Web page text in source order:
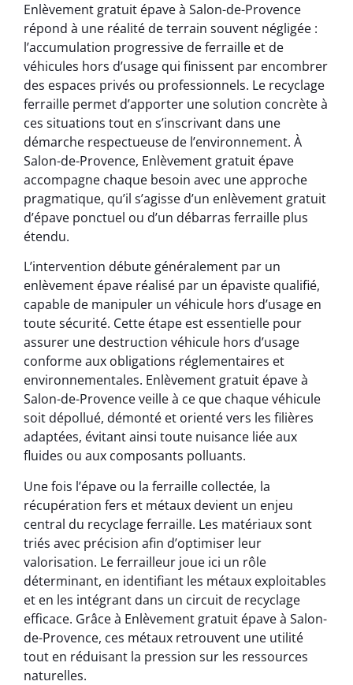
Enlèvement gratuit épave à Salon-de-Provence
répond à une réalité de terrain souvent négligée :
l’accumulation progressive de ferraille et de
véhicules hors d’usage qui finissent par encombrer
des espaces privés ou professionnels. Le recyclage
ferraille permet d’apporter une solution concrète à
ces situations tout en s’inscrivant dans une
démarche respectueuse de l’environnement. À
Salon-de-Provence, Enlèvement gratuit épave
accompagne chaque besoin avec une approche
pragmatique, qu’il s’agisse d’un enlèvement gratuit
d’épave ponctuel ou d’un débarras ferraille plus
étendu.
L’intervention débute généralement par un
enlèvement épave réalisé par un épaviste qualifié,
capable de manipuler un véhicule hors d’usage en
toute sécurité. Cette étape est essentielle pour
assurer une destruction véhicule hors d’usage
conforme aux obligations réglementaires et
environnementales. Enlèvement gratuit épave à
Salon-de-Provence veille à ce que chaque véhicule
soit dépollué, démonté et orienté vers les filières
adaptées, évitant ainsi toute nuisance liée aux
fluides ou aux composants polluants.
Une fois l’épave ou la ferraille collectée, la
récupération fers et métaux devient un enjeu
central du recyclage ferraille. Les matériaux sont
triés avec précision afin d’optimiser leur
valorisation. Le ferrailleur joue ici un rôle
déterminant, en identifiant les métaux exploitables
et en les intégrant dans un circuit de recyclage
efficace. Grâce à Enlèvement gratuit épave à Salon-
de-Provence, ces métaux retrouvent une utilité
tout en réduisant la pression sur les ressources
naturelles.